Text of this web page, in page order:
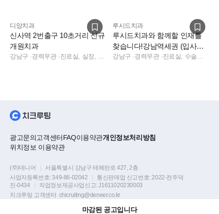
마감된 공고입니다
디앙치과
신사역 2번출구 10초거리 신규
개원치과
강남구 ·경력무관· 진료실, 실장, 총괄실장
루시드치과
루시드치과와 함께할 인재를
찾습니다!강남역세권 (입사지
원금, 근속포상)
강남구 ·경력무관· 진료실, 수술실, 진료실
광고문의고객센터FAQ이용약관개인정보처리방침
위치정보 이용약관
(주)데니어
서울특별시 강남구 테헤란로 427, 2층
사업자등록번호:349-86-02042 통신판매업 신고번호:2022-전주덕
진-0434
직업정보제공사업신고:J1611020230003
치크루팅 고객센터 chicruiting@deneer.co.kr